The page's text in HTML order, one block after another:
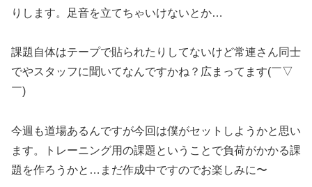
りします。足音を立てちゃいけないとか…
課題自体はテープで貼られたりしてないけど常連さん同士
でやスタッフに聞いてなんですかね？広まってます(￣▽
￣)
今週も道場あるんですが今回は僕がセットしようかと思い
ます。トレーニング用の課題ということで負荷がかかる課
題を作ろうかと…まだ作成中ですのでお楽しみに〜